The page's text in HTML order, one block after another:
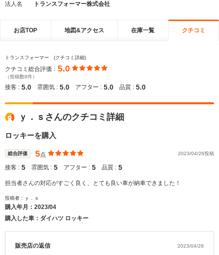
法人名
トランスフォーマー株式会社
お店TOP 地図&アクセス 在庫一覧 クチコミ
トランスフォーマー (クチコミ詳細)
クチコミ総合評価： 5.0
（投稿数8件）
接客 : 5.0 雰囲気 : 5.0 アフター : 5.0 品質 : 5.0
ｙ．ｓさんのクチコミ詳細
ロッキーを購入
総合評価 5点 2023/04/26投稿
接客 : 5 雰囲気 : 5 アフター : 5 品質 : 5
担当者さんの対応がすごく良く、とても良い車が納車できました！
投稿者：ｙ．ｓ
購入年月： 2023/04
購入した車：ダイハツ ロッキー
販売店の返信 2023/04/29